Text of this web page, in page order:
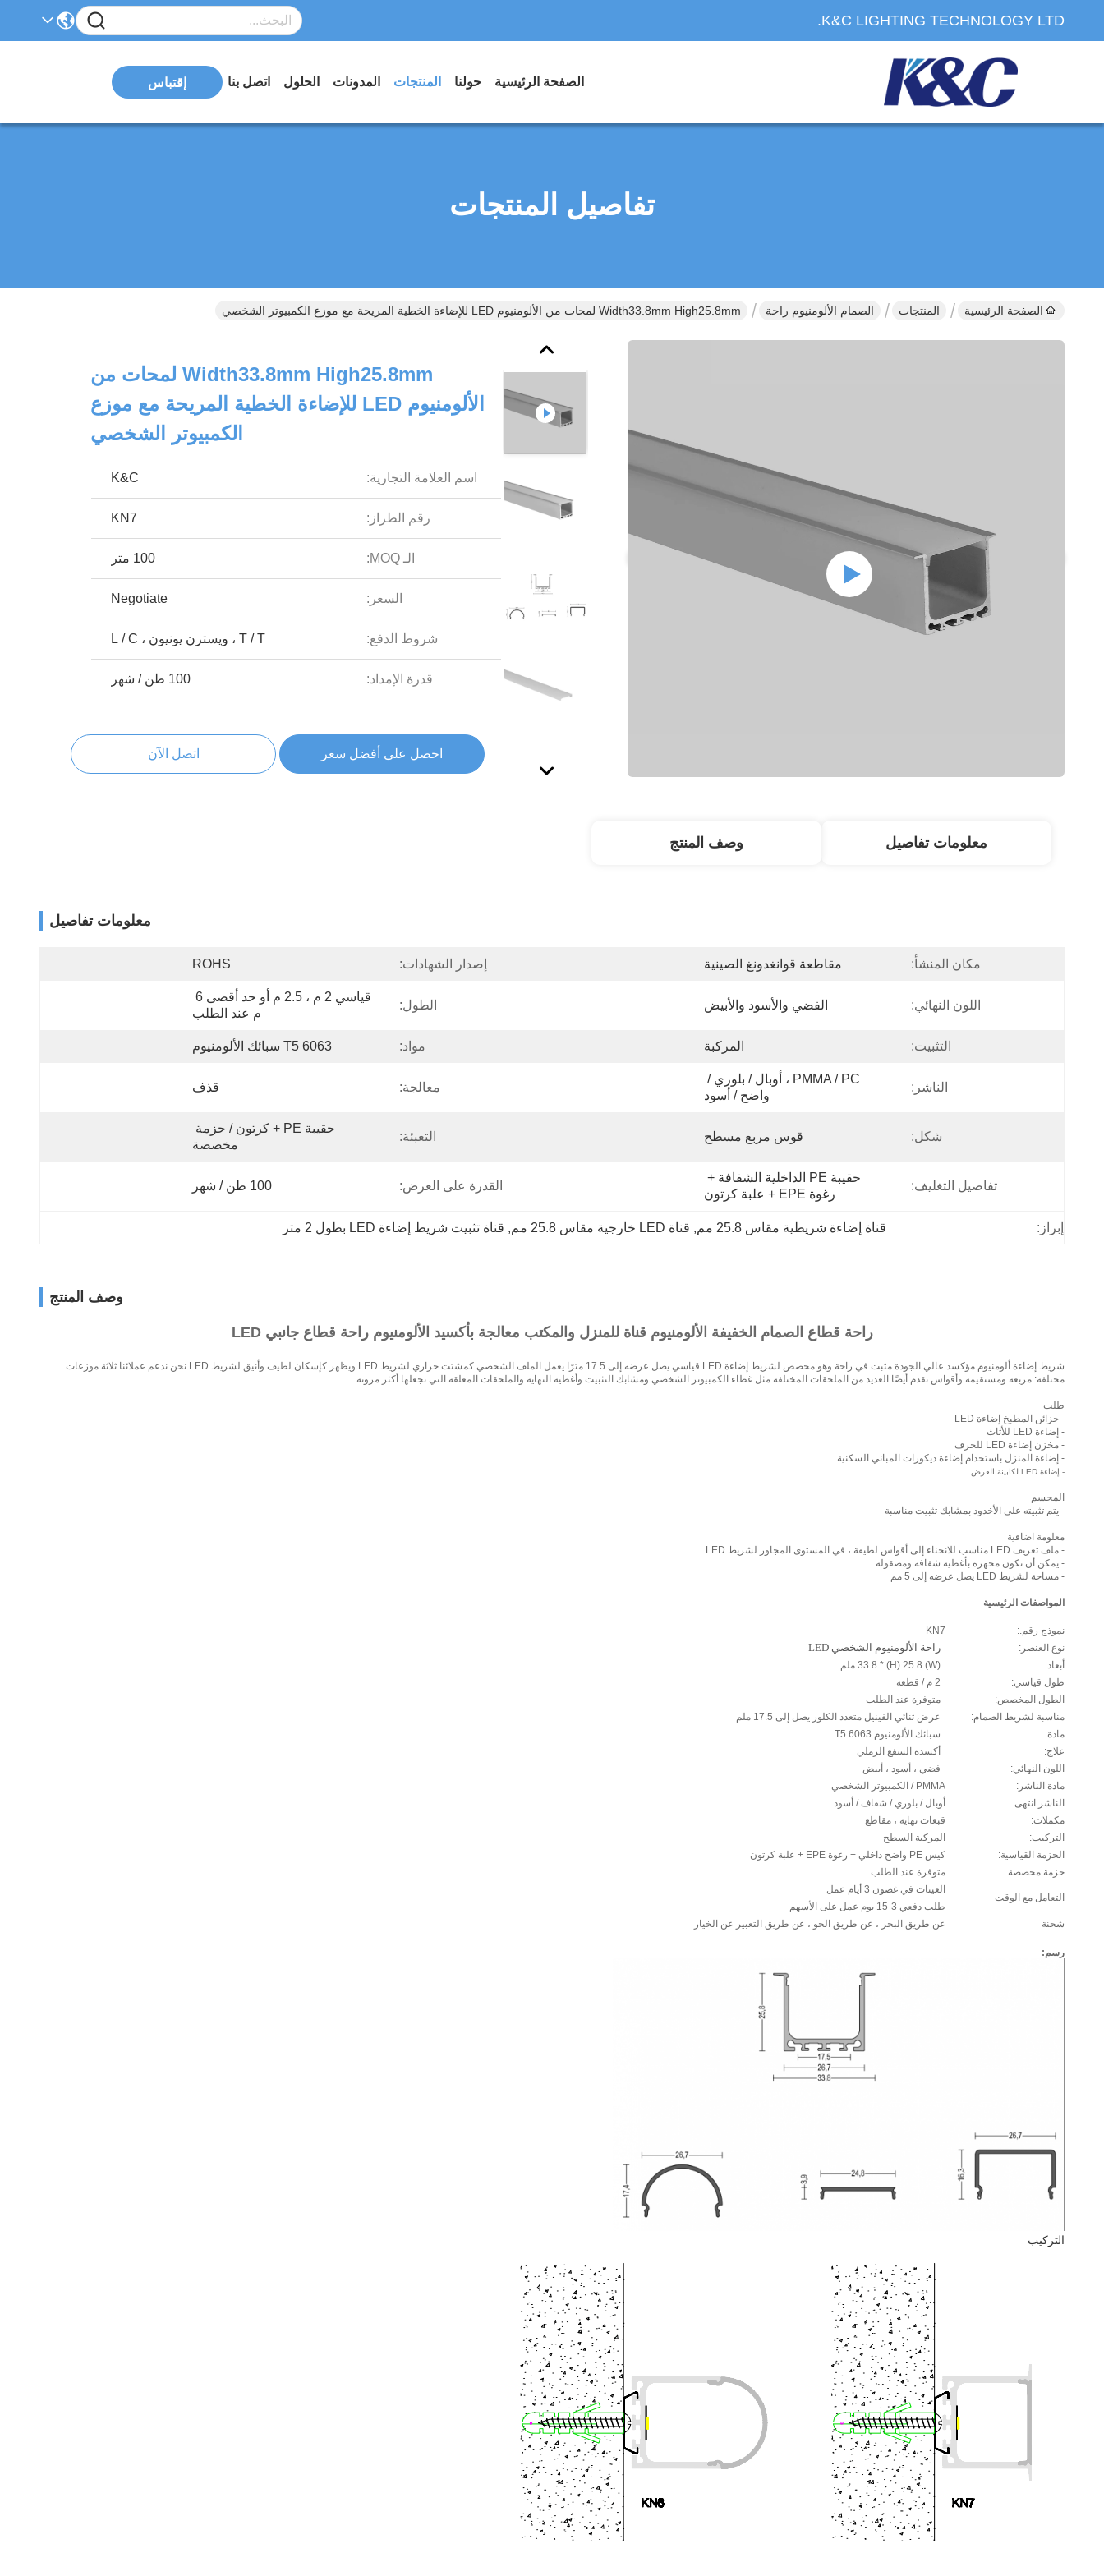
K&C LIGHTING TECHNOLOGY LTD.
الصفحة الرئيسية حولنا المنتجات المدونات الحلول اتصل بنا إقتباس
تفاصيل المنتجات
الصفحة الرئيسية المنتجات الصمام الألومنيوم راحة Width33.8mm High25.8mm لمحات من الألومنيوم LED للإضاءة الخطية المريحة مع موزع الكمبيوتر الشخصي
Width33.8mm High25.8mm لمحات من
الألومنيوم LED للإضاءة الخطية المريحة مع موزع
الكمبيوتر الشخصي
اسم العلامة التجارية: K&C
رقم الطراز: KN7
الـ MOQ: 100 متر
السعر: Negotiate
شروط الدفع: T / T ، ويسترن يونيون ، L / C
قدرة الإمداد: 100 طن / شهر
احصل على أفضل سعر اتصل الآن
معلومات تفاصيل وصف المنتج
معلومات تفاصيل
مكان المنشأ: مقاطعة قوانغدونغ الصينية إصدار الشهادات: ROHS
اللون النهائي: الفضي والأسود والأبيض الطول:
م عند الطلب
التثبيت: المركبة مواد: 6063 T5 سبائك الألومنيوم
الناشر:
واضح / أسود
معالجة: قذف
شكل: قوس مربع مسطح التعبئة:
مخصصة
تفاصيل التغليف:
رغوة EPE + علبة كرتون
القدرة على العرض: 100 طن / شهر
إبراز: قناة إضاءة شريطية مقاس 25.8 مم , قناة LED خارجية مقاس 25.8 مم , قناة تثبيت شريط إضاءة LED بطول 2 متر
وصف المنتج
راحة قطاع الصمام الخفيفة الألومنيوم قناة للمنزل والمكتب معالجة بأكسيد الألومنيوم راحة قطاع جانبي LED
شريط إضاءة ألومنيوم مؤكسد عالي الجودة مثبت في راحة وهو مخصص لشريط إضاءة LED قياسي يصل عرضه إلى 17.5 مترًا.يعمل الملف الشخصي كمشتت حراري لشريط LED ويظهر كإسكان لطيف وأنيق لشريط LED.نحن ندعم عملائنا ثلاثة موزعات
مختلفة: مربعة ومستقيمة وأقواس.نقدم أيضًا العديد من الملحقات المختلفة مثل غطاء الكمبيوتر الشخصي ومشابك التثبيت وأغطية النهاية والملحقات المعلقة التي تجعلها أكثر مرونة.
طلب
- خزائن المطبخ إضاءة LED
- إضاءة LED للأثاث
- مخزن إضاءة LED للجرف
- إضاءة المنزل باستخدام إضاءة ديكورات المباني السكنية
- إضاءة LED لكابينة العرض
المجسم
- يتم تثبيته على الأخدود بمشابك تثبيت مناسبة
معلومة اضافية
- ملف تعريف LED مناسب للانحناء إلى أقواس لطيفة ، في المستوى المجاور لشريط LED
- يمكن أن تكون مجهزة بأغطية شفافة ومصقولة
- مساحة لشريط LED يصل عرضه إلى 5 مم
المواصفات الرئيسية
نموذج رقم.:
KN7
نوع العنصر:
راحة الألومنيوم الشخصي LED
أبعاد:
(W) 33.8 * (H) 25.8 ملم
طول قياسي:
2 م / قطعة
الطول المخصص:
متوفرة عند الطلب
مناسبة لشريط الصمام:
عرض ثنائي الفينيل متعدد الكلور يصل إلى 17.5 ملم
مادة:
سبائك الألومنيوم 6063 T5
علاج:
أكسدة السفع الرملي
اللون النهائي:
فضي ، أسود ، أبيض
مادة الناشر:
PMMA / الكمبيوتر الشخصي
الناشر انتهى:
أوبال / بلوري / شفاف / أسود
مكملات:
قبعات نهاية ، مقاطع
التركيب:
المركبة السطح
الحزمة القياسية:
كيس PE واضح داخلي + رغوة EPE + علبة كرتون
حزمة مخصصة:
متوفرة عند الطلب
التعامل مع الوقت
العينات في غضون 3 أيام عمل
طلب دفعي 3-15 يوم عمل على الأسهم
شحنة
عن طريق البحر ، عن طريق الجو ، عن طريق التعبير عن الخيار
رسم:
التركيب